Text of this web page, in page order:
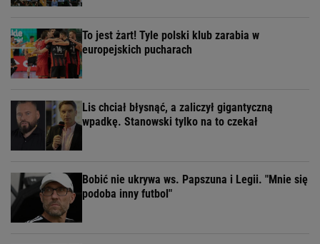
To jest żart! Tyle polski klub zarabia w
europejskich pucharach
Lis chciał błysnąć, a zaliczył gigantyczną
wpadkę. Stanowski tylko na to czekał
Bobić nie ukrywa ws. Papszuna i Legii. "Mnie się
podoba inny futbol"